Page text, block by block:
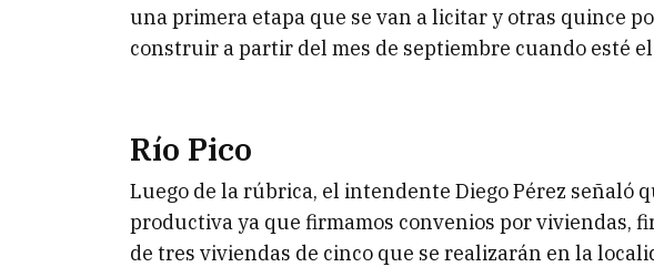
una primera etapa que se van a licitar y otras quince
construir a partir del mes de septiembre cuando esté
Río Pico
Luego de la rúbrica, el intendente Diego Pérez señaló
productiva ya que firmamos convenios por viviendas,
de tres viviendas de cinco que se realizarán en la